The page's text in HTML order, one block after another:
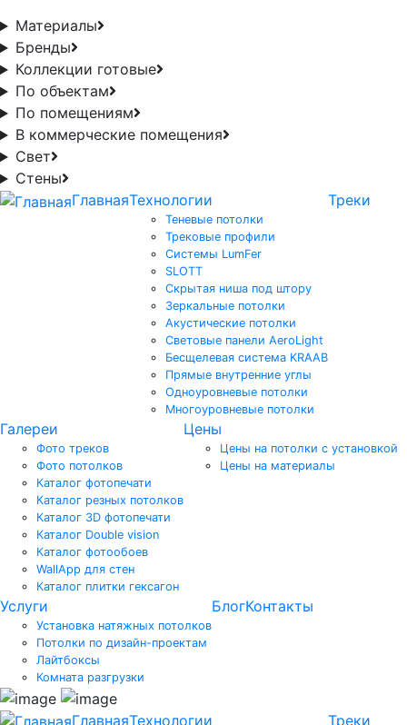
Материалы
Бренды
Коллекции готовые
По объектам
По помещениям
В коммерческие помещения
Свет
Стены
ГлавнаяТехнологии
Теневые потолки
Трековые профили
Системы LumFer
SLOTT
Скрытая ниша под штору
Зеркальные потолки
Акустические потолки
Световые панели AeroLight
Бесщелевая система KRAAB
Прямые внутренние углы
Одноуровневые потолки
Многоуровневые потолки
Треки
Галереи
Фото треков
Фото потолков
Каталог фотопечати
Каталог резных потолков
Каталог 3D фотопечати
Каталог Double vision
Каталог фотообоев
WallApp для стен
Каталог плитки гексагон
Цены
Цены на потолки с установкой
Цены на материалы
Услуги
Установка натяжных потолков
Потолки по дизайн-проектам
Лайтбоксы
Комната разгрузки
БлогКонтакты
ГлавнаяТехнологии Треки